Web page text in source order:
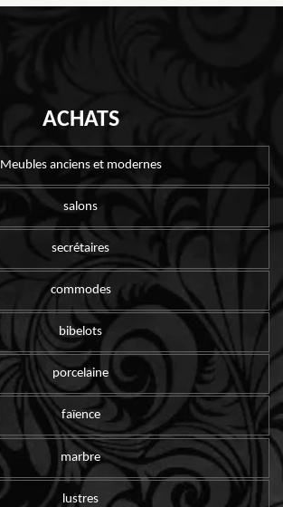
ACHATS
Meubles anciens et modernes
salons
secrétaires
commodes
bibelots
porcelaine
faïence
marbre
lustres